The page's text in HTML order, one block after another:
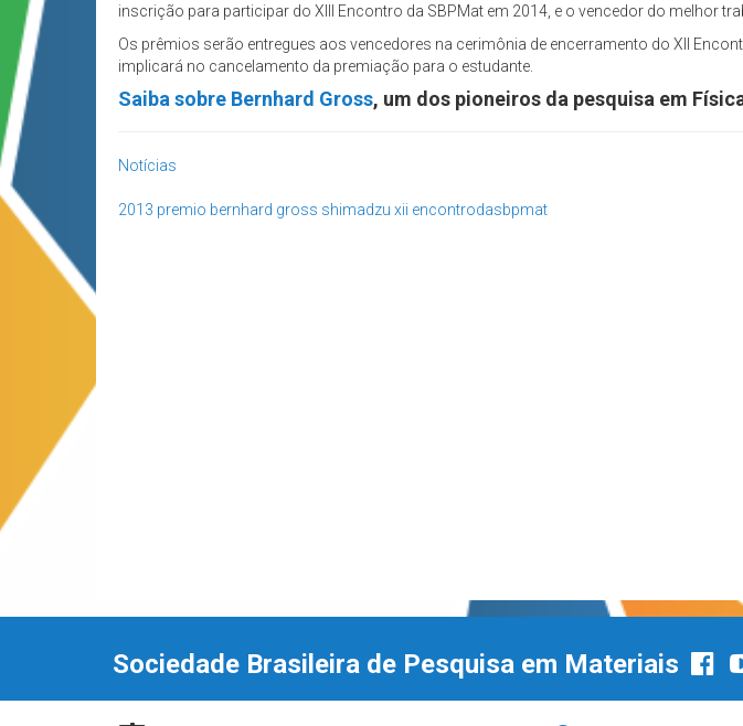
inscrição para participar do XIII Encontro da SBPMat em 2014, e o vencedor do melhor
Os prêmios serão entregues aos vencedores na cerimônia de encerramento do XII
implicará no cancelamento da premiação para o estudante.
Saiba sobre Bernhard Gross, um dos pioneiros da pesquisa em
Notícias
2013 premio bernhard gross shimadzu xii encontrodasbpmat
Sociedade Brasileira de Pesquisa em Materiais